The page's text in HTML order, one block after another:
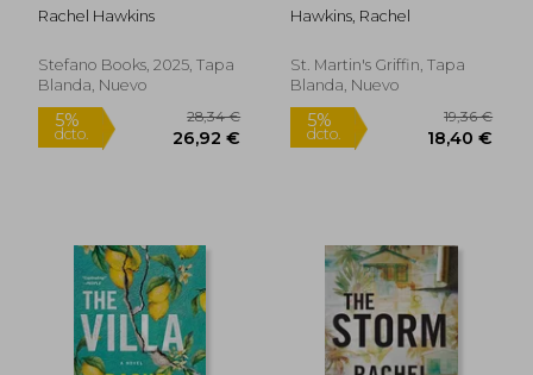
Rachel Hawkins
Stefano Books, 2025, Tapa
Blanda, Nuevo
Hawkins, Rachel
St. Martin's Griffin, Tapa
Blanda, Nuevo